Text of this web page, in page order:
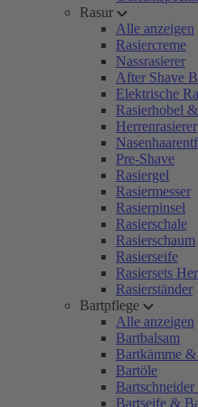
Rasur
Alle anzeigen
Rasiercreme
Nassrasierer
After Shave
Elektrische
Rasierhobel
Herrenrasierer
Pre-Shave
Rasiergel
Rasiermesser
Rasierpinsel
Rasierschale
Rasierschaum
Rasierseife
Rasiersets
Rasierständer
Bartpflege
Alle anzeigen
Bartbalsam
Bartkämme
Bartöle
Bartseife &